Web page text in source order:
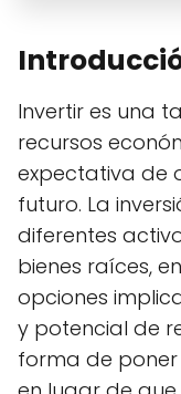
Invertir es una
recursos
expectativa de
futuro. La
diferentes
bienes raíces,
opciones
y potencial de
forma de